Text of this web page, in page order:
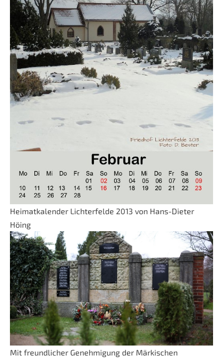
Heimatkalender Lichterfelde 2013 von Hans-Dieter
Höing
Mit freundlicher Genehmigung der Märkischen